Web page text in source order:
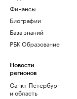
Финансы
Биографии
База знаний
РБК Образование
Новости
регионов
Санкт-Петербург
и область